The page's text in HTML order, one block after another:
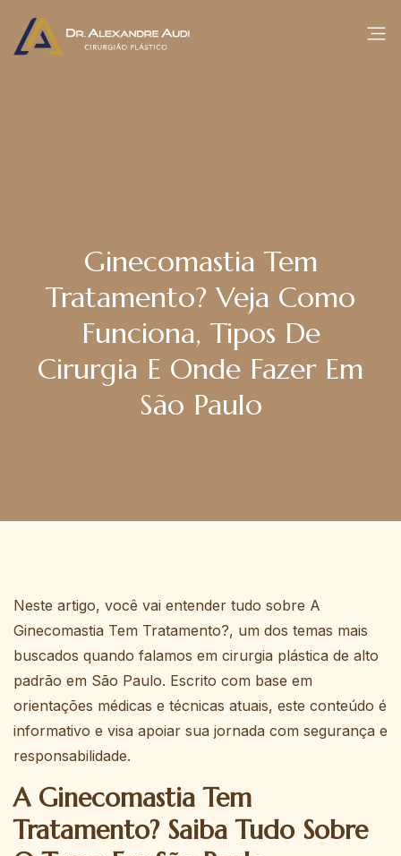
Ginecomastia Tem
Tratamento? Veja Como
Funciona, Tipos De
Cirurgia E Onde Fazer Em
São Paulo
Neste artigo, você vai entender tudo sobre A
Ginecomastia Tem Tratamento?, um dos temas mais
buscados quando falamos em cirurgia plástica de alto
padrão em São Paulo. Escrito com base em
orientações médicas e técnicas atuais, este conteúdo é
informativo e visa apoiar sua jornada com segurança e
responsabilidade.
A Ginecomastia Tem
Tratamento? Saiba Tudo Sobre